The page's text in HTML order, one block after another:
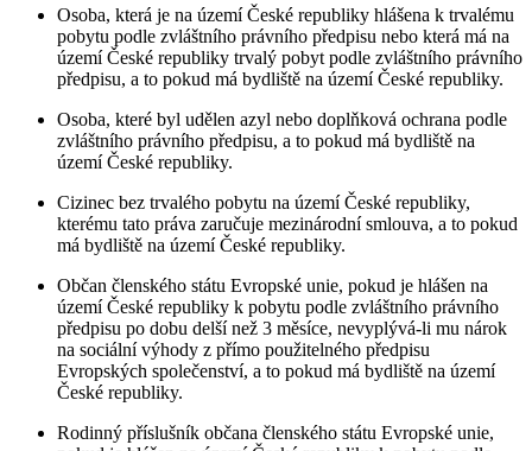
Osoba, která je na území České republiky hlášena k trvalému
pobytu podle zvláštního právního předpisu nebo která má na
území České republiky trvalý pobyt podle zvláštního právního
předpisu, a to pokud má bydliště na území České republiky.
Osoba, které byl udělen azyl nebo doplňková ochrana podle
zvláštního právního předpisu, a to pokud má bydliště na
území České republiky.
Cizinec bez trvalého pobytu na území České republiky,
kterému tato práva zaručuje mezinárodní smlouva, a to pokud
má bydliště na území České republiky.
Občan členského státu Evropské unie, pokud je hlášen na
území České republiky k pobytu podle zvláštního právního
předpisu po dobu delší než 3 měsíce, nevyplývá-li mu nárok
na sociální výhody z přímo použitelného předpisu
Evropských společenství, a to pokud má bydliště na území
České republiky.
Rodinný příslušník občana členského státu Evropské unie,